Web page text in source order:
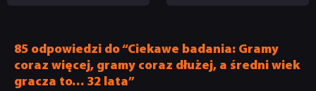
85 odpowiedzi do “Ciekawe badania: Gramy
coraz więcej, gramy coraz dłużej, a średni wiek
gracza to… 32 lata”